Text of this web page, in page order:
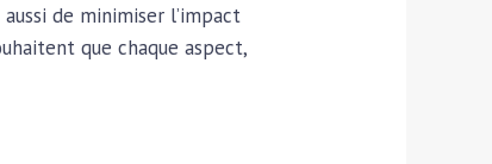
de minimiser l’impact
que chaque aspect,